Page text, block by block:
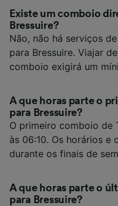
Existe um comboio
Bressuire?
Não, não há serviços
para Bressuire. Viajar
comboio exigirá um
A que horas parte o
para Bressuire?
O primeiro comboio de
às 06:10. Os horários e
durante os finais de
A que horas parte o
para Bressuire?